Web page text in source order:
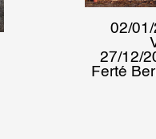
02/
27/12/
Ferté